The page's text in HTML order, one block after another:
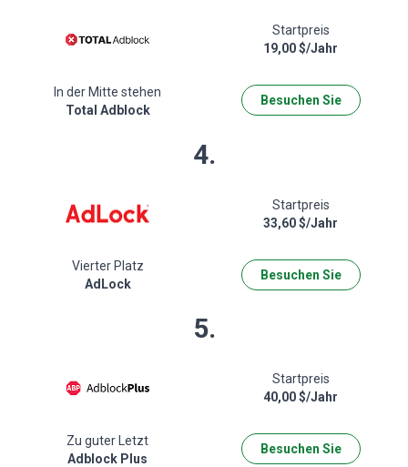
In der Mitte stehen
Total Adblock
Startpreis
19,00 $/Jahr
Besuchen Sie
4.
Vierter Platz
AdLock
Startpreis
33,60 $/Jahr
Besuchen Sie
5.
Zu guter Letzt
Adblock Plus
Startpreis
40,00 $/Jahr
Besuchen Sie